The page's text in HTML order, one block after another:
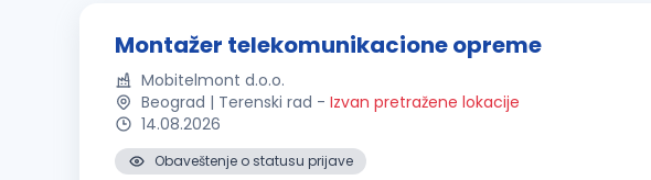
Montažer telekomunikacione opreme
Mobitelmont d.o.o.
Beograd | Terenski rad - Izvan pretražene lokacije
14.08.2026
Obaveštenje o statusu prijave